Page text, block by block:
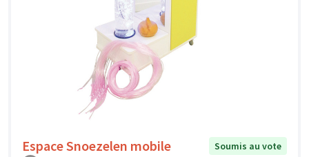
Espace Snoezelen mobile
Soumis au vote